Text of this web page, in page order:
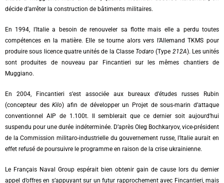
décide d’arrêter la construction de bâtiments militaires.
En 1994, l’Italie a besoin de renouveler sa flotte mais elle a perdu toutes
compétences en la matière. Elle se tourne alors vers l’Allemand TKMS pour
produire sous licence quatre unités de la Classe Todaro (Type 212A). Les unités
sont produites de nouveau par Fincantieri sur les mêmes chantiers de
Muggiano.
En 2004, Fincantieri s’est associée aux bureaux d’études russes Rubin
(concepteur desKilo) afin de développer un Projet de sous-marin d’attaque
conventionnel AIP de 1.100t. Il semblerait que ce dernier soit aujourd’hui
suspendu pour une durée indéterminée. D’après Oleg Bochkaryov, vice-président
de la Commission militaro-industrielle du gouvernement russe, l’Italie aurait en
effet refusé de poursuivre le programme en raison de la crise ukrainienne.
Le Français Naval Group espérait bien obtenir gain de cause lors du dernier
appel d’offres en s’appuyant sur un futur rapprochement avec Fincantieri, mais